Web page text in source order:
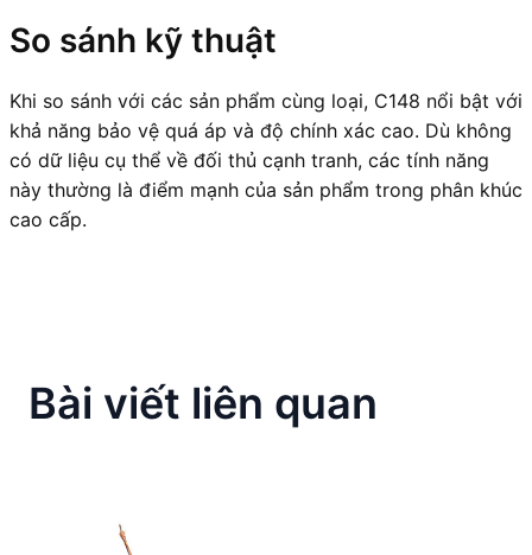
So sánh kỹ thuật
Khi so sánh với các sản phẩm cùng loại, C148 nổi bật với
khả năng bảo vệ quá áp và độ chính xác cao. Dù không
có dữ liệu cụ thể về đối thủ cạnh tranh, các tính năng
này thường là điểm mạnh của sản phẩm trong phân khúc
cao cấp.
Bài viết liên quan